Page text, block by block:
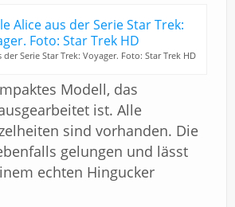
der Serie Star Trek: Voyager. Foto: Star Trek HD
Modell, das
ist. Alle
sind vorhanden. Die
gelungen und lässt
echten Hingucker